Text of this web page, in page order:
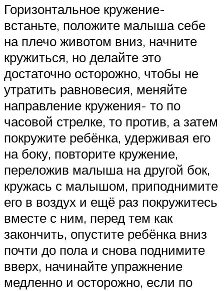
Горизонтальное кружение-
встаньте, положите малыша себе
на плечо животом вниз, начните
кружиться, но делайте это
достаточно осторожно, чтобы не
утратить равновесия, меняйте
направление кружения- то по
часовой стрелке, то против, а затем
покружите ребёнка, удерживая его
на боку, повторите кружение,
переложив малыша на другой бок,
кружась с малышом, приподнимите
его в воздух и ещё раз покружитесь
вместе с ним, перед тем как
закончить, опустите ребёнка вниз
почти до пола и снова поднимите
вверх, начинайте упражнение
медленно и осторожно, если по